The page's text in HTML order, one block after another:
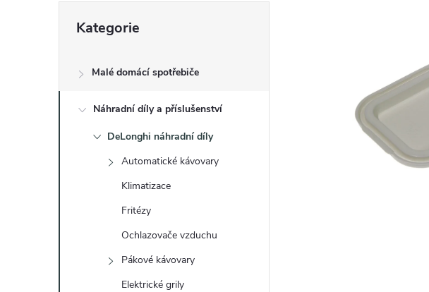
s
kategorie
Kategorie
Malé domácí spotřebiče
Náhradní díly a příslušenství
DeLonghi náhradní díly
Automatické kávovary
Klimatizace
Fritézy
Ochlazovače vzduchu
Pákové kávovary
Elektrické grily